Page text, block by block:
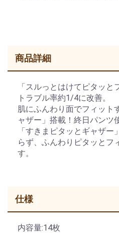
商品詳細
「スルっとはけてピタッ
トラブル率約1/4に改善。
肌にふんわり面でフィット
ャザー」搭載！終日パンツ
「すきまピタッとギャザ
らず、ふんわりピタッとフ
す。
仕様
内容量:14枚